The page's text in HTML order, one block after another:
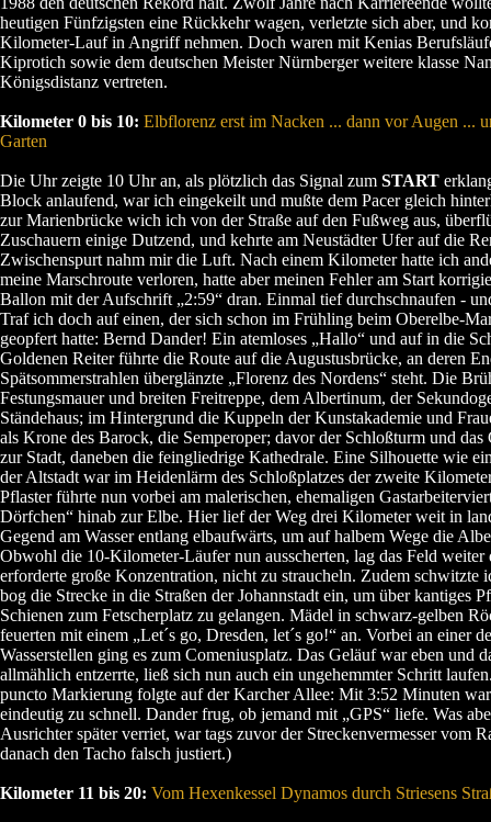
heutigen Fünfzigsten eine Rückkehr wagen, verletzte sich aber, und
Kilometer-Lauf in Angriff nehmen. Doch waren mit Kenias
Kiprotich sowie dem deutschen Meister Nürnberger weitere klasse
Königsdistanz vertreten.
Kilometer 0 bis 10: Elbflorenz erst im Nacken ... dann vor Augen ...
Garten
Die Uhr zeigte 10 Uhr an, als plötzlich das Signal zum START
Block anlaufend, war ich eingekeilt und mußte dem Pacer gleich
zur Marienbrücke wich ich von der Straße auf den Fußweg aus,
Zuschauern einige Dutzend, und kehrte am Neustädter Ufer auf die
Zwischenspurt nahm mir die Luft. Nach einem Kilometer hatte ich
meine Marschroute verloren, hatte aber meinen Fehler am Start
Ballon mit der Aufschrift „2:59“ dran. Einmal tief durchschnaufen -
Traf ich doch auf einen, der sich schon im Frühling beim Oberelbe-
geopfert hatte: Bernd Dander! Ein atemloses „Hallo“ und auf in die
Goldenen Reiter führte die Route auf die Augustusbrücke, an deren
Spätsommerstrahlen überglänzte „Florenz des Nordens“ steht. Die
Festungsmauer und breiten Freitreppe, dem Albertinum, der
Ständehaus; im Hintergrund die Kuppeln der Kunstakademie und
als Krone des Barock, die Semperoper; davor der Schloßturm und das
zur Stadt, daneben die feingliedrige Kathedrale. Eine Silhouette wie
der Altstadt war im Heidenlärm des Schloßplatzes der zweite
Pflaster führte nun vorbei am malerischen, ehemaligen
Dörfchen“ hinab zur Elbe. Hier lief der Weg drei Kilometer weit in
Gegend am Wasser entlang elbaufwärts, um auf halbem Wege die
Obwohl die 10-Kilometer-Läufer nun ausscherten, lag das Feld weiter
erforderte große Konzentration, nicht zu straucheln. Zudem schwitzte
bog die Strecke in die Straßen der Johannstadt ein, um über kantiges
Schienen zum Fetscherplatz zu gelangen. Mädel in schwarz-gelben
feuerten mit einem „Let´s go, Dresden, let´s go!“ an. Vorbei an einer
Wasserstellen ging es zum Comeniusplatz. Das Geläuf war eben und
allmählich entzerrte, ließ sich nun auch ein ungehemmter Schritt
puncto Markierung folgte auf der Karcher Allee: Mit 3:52 Minuten
eindeutig zu schnell. Dander frug, ob jemand mit „GPS“ liefe. Was
Ausrichter später verriet, war tags zuvor der Streckenvermesser vom
danach den Tacho falsch justiert.)
Kilometer 11 bis 20: Vom Hexenkessel Dynamos durch Striesens